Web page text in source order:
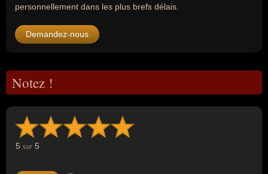
personnellement dans les plus brefs délais.
Demandez-nous
Notez !
5 sur 5